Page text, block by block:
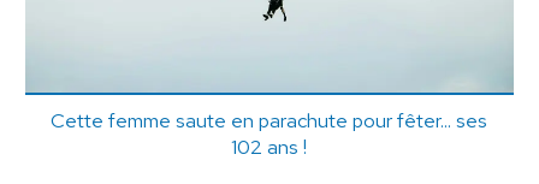
Cette femme saute en parachute pour fêter... ses
102 ans !